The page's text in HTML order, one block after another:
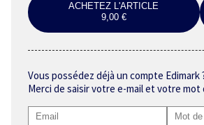
ACHETEZ L'ARTICLE
9,00 €
Vous possédez déjà un compte Edimark
Merci de saisir votre e-mail et votre mot